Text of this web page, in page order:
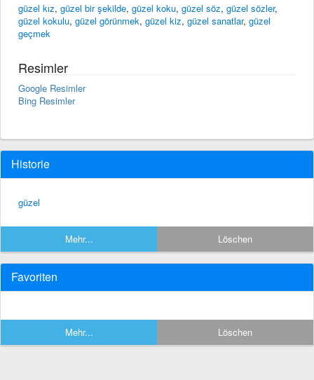
güzel kız, güzel bir şekilde, güzel koku, güzel söz, güzel sözler,
güzel kokulu, güzel görünmek, güzel kiz, güzel sanatlar, güzel
geçmek
Resimler
Google Resimler
Bing Resimler
Historie
güzel
Mehr... Löschen
Favoriten
Mehr... Löschen